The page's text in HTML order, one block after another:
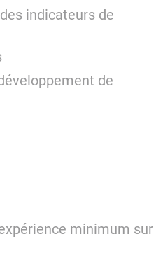
indicateurs de
de
minimum sur